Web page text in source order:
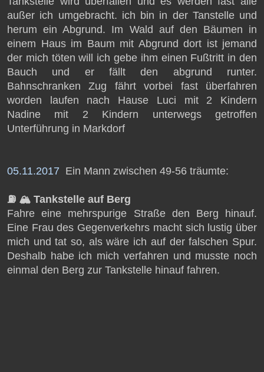
außer ich umgebracht. ich bin in der Tanstelle und
herum ein Abgrund. Im Wald auf den Bäumen in
einem Haus im Baum mit Abgrund dort ist jemand
der mich töten will ich gebe ihm einen Fußtritt in den
Bauch und er fällt den abgrund runter.
Bahnschranken Zug fährt vorbei fast überfahren
worden laufen nach Hause Luci mit 2 Kindern
Nadine mit 2 Kindern unterwegs getroffen
Unterführung in Markdorf
05.11.2017 Ein Mann zwischen 49-56 träumte:
⛽️ 🏔️ Tankstelle auf Berg
Fahre eine mehrspurige Straße den Berg hinauf.
Eine Frau des Gegenverkehrs macht sich lustig über
mich und tat so, als wäre ich auf der falschen Spur.
Deshalb habe ich mich verfahren und musste noch
einmal den Berg zur Tankstelle hinauf fahren.